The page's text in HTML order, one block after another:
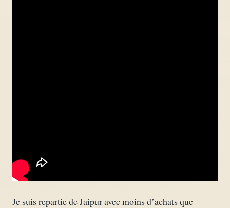
Je suis repartie de Jaipur avec moins d’achats que